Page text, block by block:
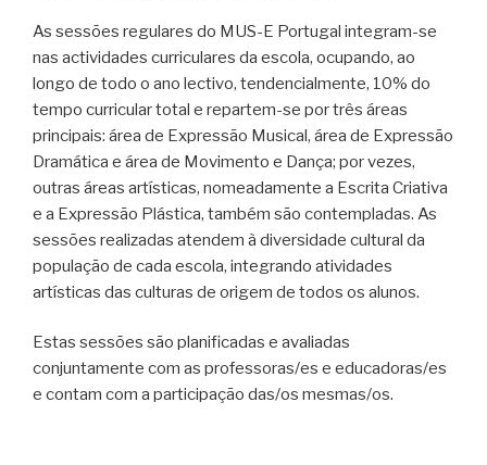
As sessões regulares do MUS-E Portugal integram-se
nas actividades curriculares da escola, ocupando, ao
longo de todo o ano lectivo, tendencialmente, 10% do
tempo curricular total e repartem-se por três áreas
principais: área de Expressão Musical, área de Expressão
Dramática e área de Movimento e Dança; por vezes,
outras áreas artísticas, nomeadamente a Escrita Criativa
e a Expressão Plástica, também são contempladas. As
sessões realizadas atendem à diversidade cultural da
população de cada escola, integrando atividades
artísticas das culturas de origem de todos os alunos.
Estas sessões são planificadas e avaliadas
conjuntamente com as professoras/es e educadoras/es
e contam com a participação das/os mesmas/os.